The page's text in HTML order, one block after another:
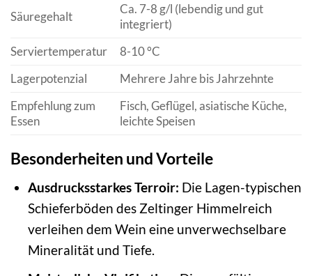
Säuregehalt
Ca. 7-8 g/l (lebendig und gut
integriert)
Serviertemperatur
8-10 °C
Lagerpotenzial
Mehrere Jahre bis Jahrzehnte
Empfehlung zum
Essen
Fisch, Geflügel, asiatische Küche,
leichte Speisen
Besonderheiten und Vorteile
Ausdrucksstarkes Terroir: Die Lagen-typischen
Schieferböden des Zeltinger Himmelreich
verleihen dem Wein eine unverwechselbare
Mineralität und Tiefe.